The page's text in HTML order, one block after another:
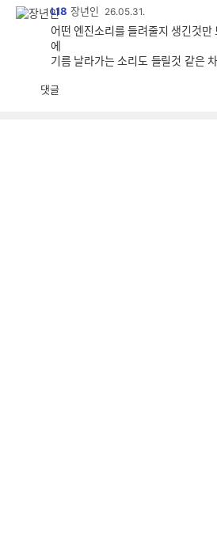
L18 장년인 26.05.31.
어떤 엔진소리를 들려줄지 생긴것만
에
기름 날라가는 소리도 들릴것 같은
댓글